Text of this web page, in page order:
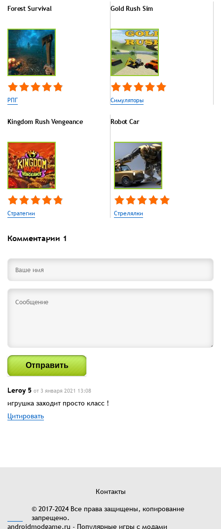
Forest Survival
РПГ
Gold Rush Sim
Симуляторы
Kingdom Rush Vengeance
Стратегии
Robot Car
Стрелялки
Комментарии 1
Отправить
Leroy 5 от 3 января 2021 13:08
игрушка заходит просто класс !
Цитировать
Контакты
© 2017-2024 Все права защищены, копирование
запрещено.
androidmodgame.ru - Популярные игры с модами